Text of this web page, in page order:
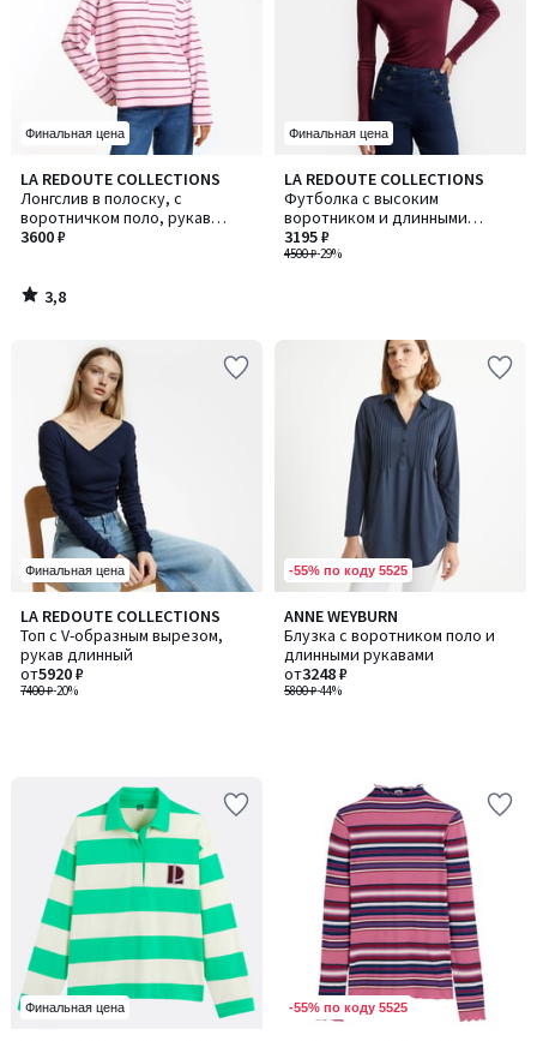
Финальная цена
LA REDOUTE COLLECTIONS
Лонгслив в полоску, с
воротничком поло, рукав
длинный
3600 ₽
3,8
/ 5
3,8
/
Финальная цена
LA REDOUTE COLLECTIONS
Футболка с высоким
воротником и длинными
рукавами из лиоцелла и
шерсти
4500 ₽-29%
3195 ₽
Финальная цена
LA REDOUTE COLLECTIONS
Топ с V-образным вырезом,
рукав длинный
7400 ₽-20%
от5920 ₽
-55% по коду 5525
ANNE WEYBURN
Блузка с воротником поло и
длинными рукавами
5800 ₽-44%
от3248 ₽
Финальная цена -55% по коду 5525